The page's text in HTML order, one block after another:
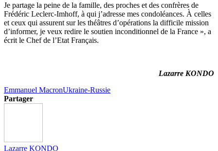
Je partage la peine de la famille, des proches et des confrères de
Frédéric Leclerc-Imhoff, à qui j’adresse mes condoléances. À celles
et ceux qui assurent sur les théâtres d’opérations la difficile mission
d’informer, je veux redire le soutien inconditionnel de la France », a
écrit le Chef de l’Etat Français.
Lazarre KONDO
Emmanuel MacronUkraine-Russie
Partager
Lazarre KONDO